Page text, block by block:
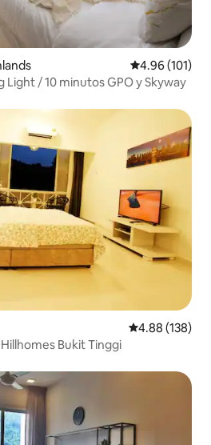
Calificación
4.96 (101)
Light / 10 minutos GPO y Skyway
Calificación
4.88 (138)
Bukit Tinggi